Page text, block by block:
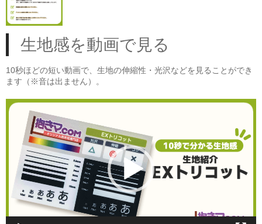
生地感を動画で見る
10秒ほどの短い動画で、生地の伸縮性・光沢などを見ることができ
ます（※音は出ません）。
動